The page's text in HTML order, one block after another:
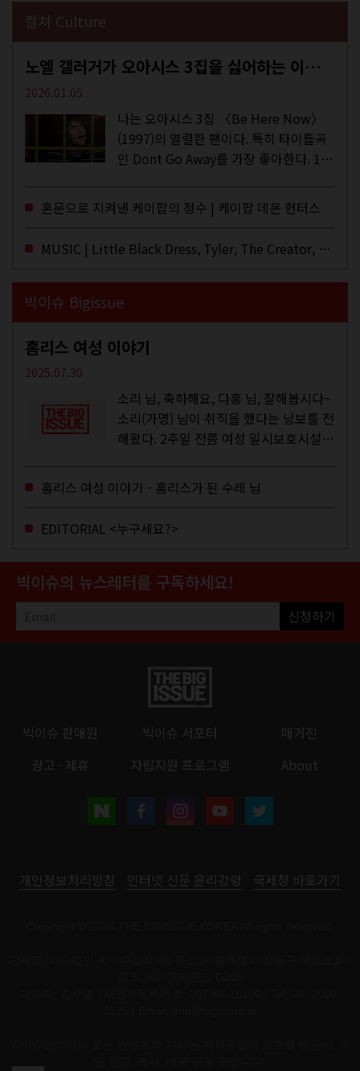
컬쳐 Culture
노엘 갤러거가 오아시스 3집을 싫어하는 이유 | DEFINITELY MAYBE, AGAIN
2026.01.05
나는 오아시스 3집 〈Be Here Now〉
(1997)의 열렬한 팬이다. 특히 타이틀곡
인 Dont Go Away를 가장 좋아한다. 15
이브·데모·부틀렉을 합쳐 3만 번 이상은
듣지 않았나 싶다. 이토록...
혼문으로 지켜낸 케이팝의 정수 | 케이팝 데몬 헌터스
MUSIC | Little Black Dress, Tyler, The Creator, Essie Jain
빅이슈 Bigissue
홈리스 여성 이야기
2025.07.30
소리 님, 축하해요, 다홍 님, 잘해봅시다~
소리(가명) 님이 취직을 했다는 낭보를 전
해왔다. 2주일 전쯤 여성 일시보호시설에
고, 저 오늘이 마지막이에요, 이렇게 인사
를 하고 가셨던...
홈리스 여성 이야기 - 홈리스가 된 수레 님
EDITORIAL <누구세요?>
빅이슈의 뉴스레터를 구독하세요!
신청하기
빅이슈 판매원 빅이슈 서포터
매거진
광고 · 제휴
자립지원 프로그램 About
개인정보처리방침 인터넷 신문 윤리강령 국세청 바로가기